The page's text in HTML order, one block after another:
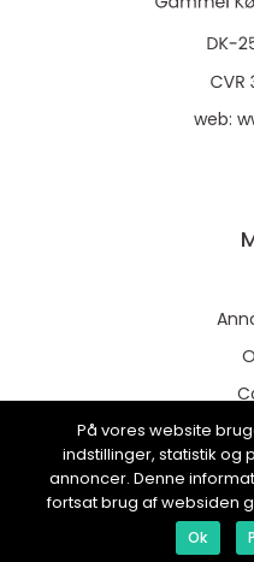
web:
På vores website
indstillinger, statistik og
annoncer. Denne
fortsat brug af websiden
Ok